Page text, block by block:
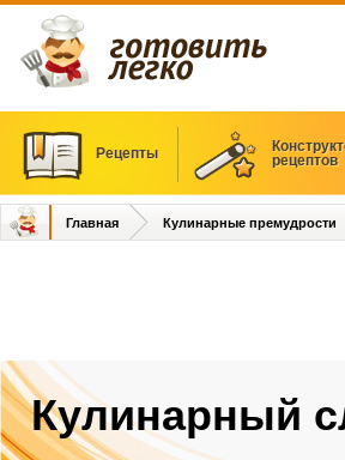
Рецепты
рецептов
Главная Кулинарные премудрости
Кулинарный